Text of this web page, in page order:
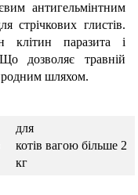
антигельмінтним
стрічкових глистів.
клітин паразита і
дозволяє травній
шляхом.
для
котів вагою більше 2
кг